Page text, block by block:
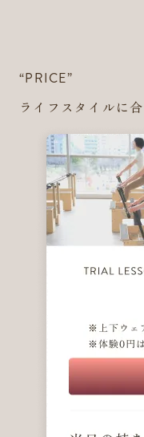
“PRICE”
ライフスタイルに